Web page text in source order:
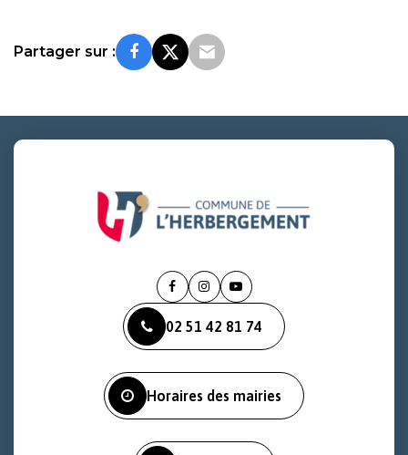
Partager sur :
Lien
le
compte
Lien
le
compte
Lien
la
chaîne
02 51 42 81 74
Horaires des mairies